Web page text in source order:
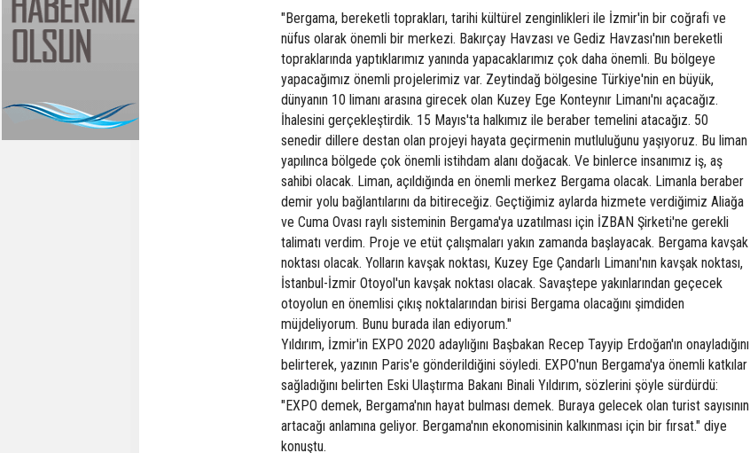
"Bergama, bereketli toprakları, tarihi kültürel zenginlikleri ile İzmir'in bir coğrafi ve
nüfus olarak önemli bir merkezi. Bakırçay Havzası ve Gediz Havzası'nın bereketli
topraklarında yaptıklarımız yanında yapacaklarımız çok daha önemli. Bu bölgeye
yapacağımız önemli projelerimiz var. Zeytindağ bölgesine Türkiye'nin en büyük,
dünyanın 10 limanı arasına girecek olan Kuzey Ege Konteynır Limanı'nı açacağız.
İhalesini gerçekleştirdik. 15 Mayıs'ta halkımız ile beraber temelini atacağız. 50
senedir dillere destan olan projeyi hayata geçirmenin mutluluğunu yaşıyoruz. Bu liman
yapılınca bölgede çok önemli istihdam alanı doğacak. Ve binlerce insanımız iş, aş
sahibi olacak. Liman, açıldığında en önemli merkez Bergama olacak. Limanla beraber
demir yolu bağlantılarını da bitireceğiz. Geçtiğimiz aylarda hizmete verdiğimiz Aliağa
ve Cuma Ovası raylı sisteminin Bergama'ya uzatılması için İZBAN Şirketi'ne gerekli
talimatı verdim. Proje ve etüt çalışmaları yakın zamanda başlayacak. Bergama kavşak
noktası olacak. Yolların kavşak noktası, Kuzey Ege Çandarlı Limanı'nın kavşak noktası,
İstanbul-İzmir Otoyol'un kavşak noktası olacak. Savaştepe yakınlarından geçecek
otoyolun en önemlisi çıkış noktalarından birisi Bergama olacağını şimdiden
müjdeliyorum. Bunu burada ilan ediyorum."
Yıldırım, İzmir'in EXPO 2020 adaylığını Başbakan Recep Tayyip Erdoğan'ın onayladığını
belirterek, yazının Paris'e gönderildiğini söyledi. EXPO'nun Bergama'ya önemli katkılar
sağladığını belirten Eski Ulaştırma Bakanı Binali Yıldırım, sözlerini şöyle sürdürdü:
"EXPO demek, Bergama'nın hayat bulması demek. Buraya gelecek olan turist sayısının
artacağı anlamına geliyor. Bergama'nın ekonomisinin kalkınması için bir fırsat." diye
konuştu.